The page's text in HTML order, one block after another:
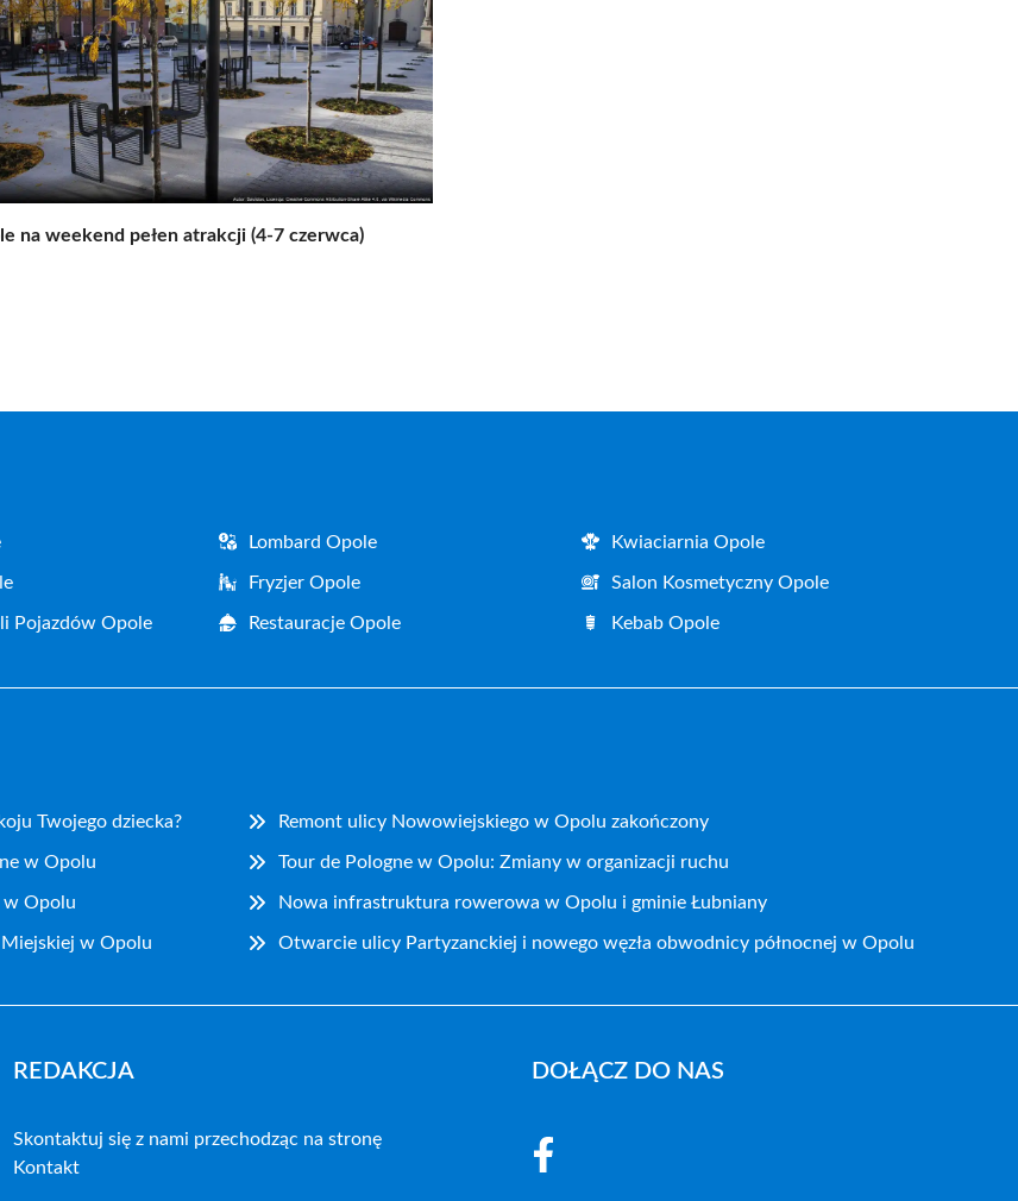
na weekend pełen atrakcji (4-7 czerwca)
Lombard Opole Kwiaciarnia Opole
Fryzjer Opole Salon Kosmetyczny Opole
Pojazdów Opole Restauracje Opole Kebab Opole
Twojego dziecka? Remont ulicy Nowowiejskiego w Opolu zakończony
w Opolu Tour de Pologne w Opolu: Zmiany w organizacji ruchu
w Opolu Nowa infrastruktura rowerowa w Opolu i gminie Łubniany
w Opolu Otwarcie ulicy Partyzanckiej i nowego węzła obwodnicy północnej w Opolu
REDAKCJA
Skontaktuj się z nami przechodząc na stronę
Kontakt
DOŁĄCZ DO NAS